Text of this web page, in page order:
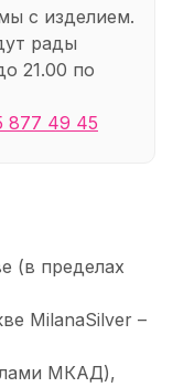
с изделием.
рады
21.00 по
877 49 45
(в пределах
MilanaSilver –
МКАД),